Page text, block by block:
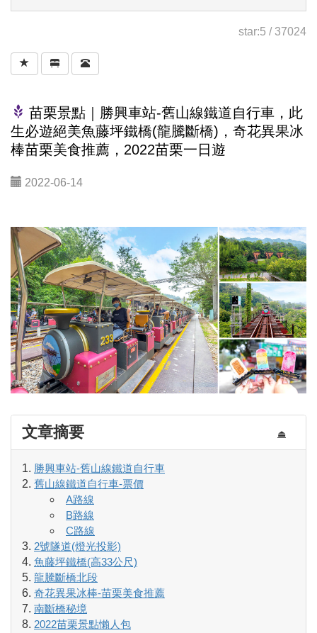
star:5 /37024
苗栗景點｜勝興車站-舊山線鐵道自行車，此
生必遊絕美魚藤坪鐵橋(龍騰斷橋)，奇花異果冰
棒苗栗美食推薦，2022苗栗一日遊
2022-06-14
⏏
文章摘要
勝興車站-舊山線鐵道自行車
舊山線鐵道自行車-票價
A路線
B路線
C路線
2號隧道(燈光投影)
魚藤坪鐵橋(高33公尺)
龍騰斷橋北段
奇花異果冰棒-苗栗美食推薦
南斷橋秘境
2022苗栗景點懶人包